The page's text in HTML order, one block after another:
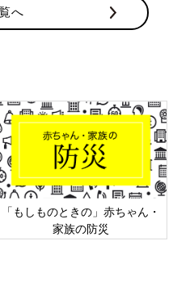
楽しみ方[ハハのさけび #42]
、同じような毎日の繰り返し
ろん子どもは可愛いし、成長
が、なんだか同じことの繰り
て、辛い気持ちになること
飽きっぽい私は、季節の行事
います。保育園に通っている
節のイベントが充実してい
たいです。例えばひな祭りだ
雛様が飾ってあって、給食に
インスタグラム
で公開されたものです。
へ
「もしものときの」赤ちゃん・
家族の防災